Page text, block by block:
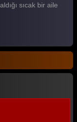
sıcak bir aile